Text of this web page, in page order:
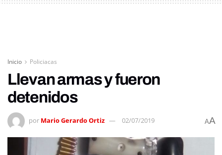
Inicio Policiacas
Llevan armas y fueron
detenidos
por Mario Gerardo Ortiz 02/07/2019 AA